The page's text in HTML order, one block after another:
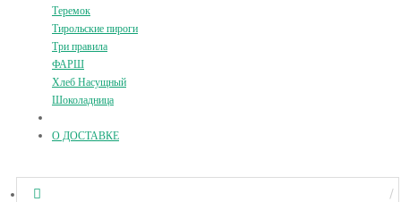
Теремок
Тирольские пироги
Три правила
ФАРШ
Хлеб Насущный
Шоколадница
О ДОСТАВКЕ